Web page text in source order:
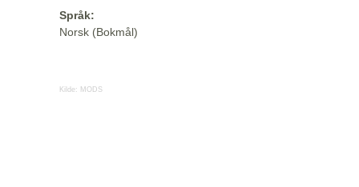
Språk:
Norsk (Bokmål)
Kilde: MODS